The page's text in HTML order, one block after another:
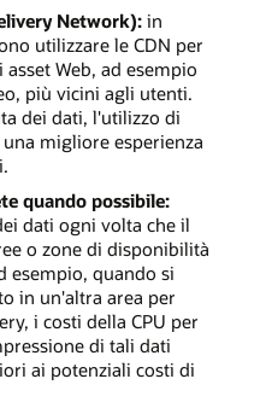
Network):in
utilizzare le CDN per
Web, ad esempio
più vicini agli utenti.
dei dati, l'utilizzo di
migliore esperienza
quando possibile:
dati ogni volta che il
o zone di disponibilità
esempio, quando si
in un'altra area per
i costi della CPU per
di tali dati
ai potenziali costi di